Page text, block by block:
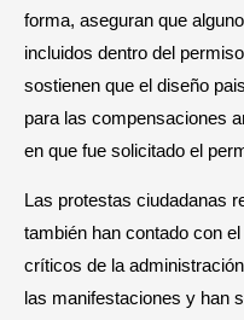
forma, aseguran que
incluidos dentro del
sostienen que el diseño
para las compensaciones
en que fue solicitado el
Las protestas ciudadanas
también han contado con
críticos de la
las manifestaciones y han